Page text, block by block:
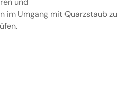
und
im Umgang mit Quarzstaub zu